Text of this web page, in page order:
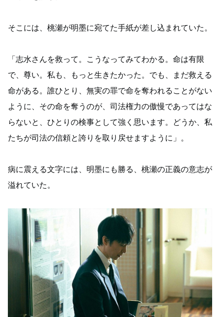
そこには、桃瀬が明墨に宛てた手紙が差し込まれていた。
「志水さんを救って。こうなってみてわかる。命は有限
で、尊い。私も、もっと生きたかった。でも、まだ救える
命がある。誰ひとり、無実の罪で命を奪われることがない
ように、その命を奪うのが、司法権力の傲慢であってはな
らないと、ひとりの検事として強く思います。どうか、私
たちが司法の信頼と誇りを取り戻せますように」。
病に震える文字には、明墨にも勝る、桃瀬の正義の意志が
溢れていた。